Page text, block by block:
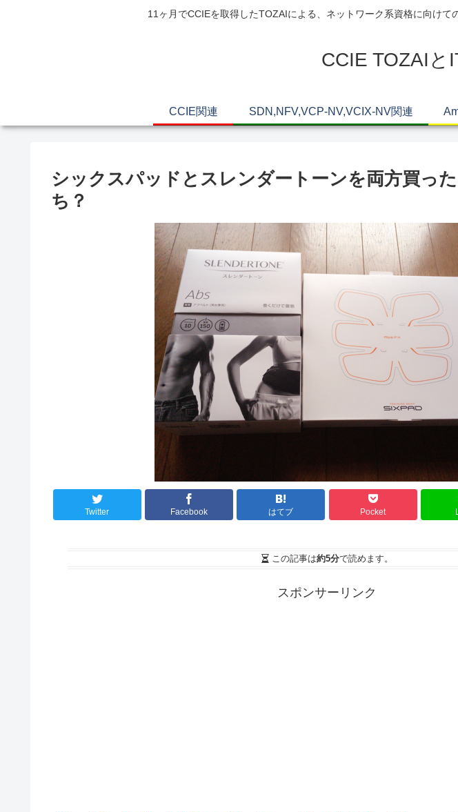
11ヶ月でCCIEを取得したTOZAIによる、ネットワーク系資格に向け
CCIE TOZAI
CCIE関連 SDN,NFV,VCP-NV,VCIX-NV関連
シックスパッドとスレンダートーンを両方買っ
ち？
Twitter Facebook はてブ Pocket
この記事は約5分で読めます。
スポンサーリンク